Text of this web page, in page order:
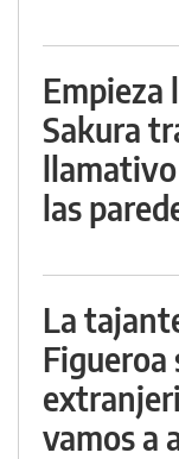
Empieza
Sakura
las
La
Figueroa
vamos a